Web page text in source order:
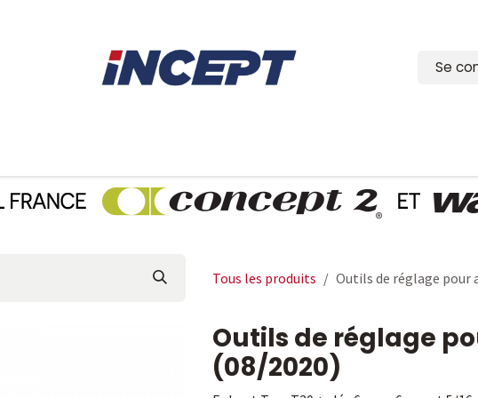
Se
Tous les produits Outils de réglage pour
Outils de réglage
(08/2020)